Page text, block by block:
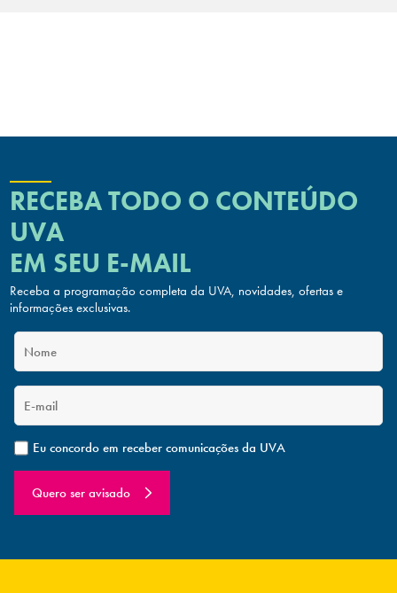
RECEBA TODO O CONTEÚDO
UVA
EM SEU E-MAIL
Receba a programação completa da UVA, novidades, ofertas e
informações exclusivas.
Eu concordo em receber comunicações da UVA
Quero ser avisado